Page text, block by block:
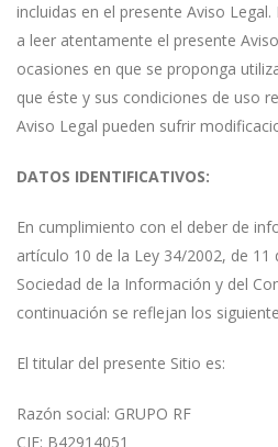
incluidas en el presente Aviso
a leer atentamente el presente
ocasiones en que se proponga
que éste y sus condiciones de uso
Aviso Legal pueden sufrir
DATOS IDENTIFICATIVOS:
En cumplimiento con el deber de
artículo 10 de la Ley 34/2002, de 11
Sociedad de la Información y del
continuación se reflejan los
El titular del presente Sitio es:
Razón social: GRUPO RF
CIF: B42914051